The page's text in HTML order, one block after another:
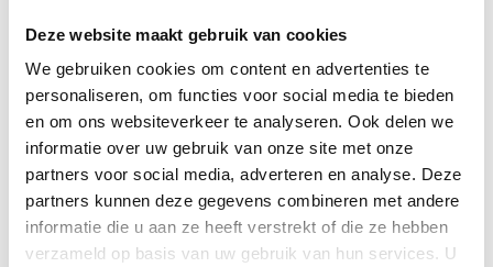
Deze website maakt gebruik van cookies
We gebruiken cookies om content en advertenties te
personaliseren, om functies voor social media te bieden
en om ons websiteverkeer te analyseren. Ook delen we
informatie over uw gebruik van onze site met onze
partners voor social media, adverteren en analyse. Deze
partners kunnen deze gegevens combineren met andere
informatie die u aan ze heeft verstrekt of die ze hebben
verzameld op basis van uw gebruik van hun services. U
Aluminium profielen worden op maat gezaagd en
verwerkt zonder zichtbare voegen of naden. Glasvlakken
sluiten aan op de profielen met geïntegreerde rubbers
die isolatie en waterdichtheid waarborgen.
De overgang tussen gevel en serre wordt uitgevoerd
met aansluitprofielen. Deze profielen overbruggen de
bouwkundige scheiding. Ze worden bevestigd aan de